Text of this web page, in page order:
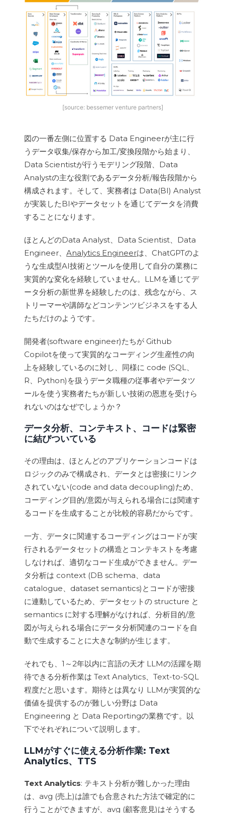
[source: bessemer venture partners]
図の一番左側に位置する Data Engineerが主に行
うデータ収集/保存から加工/変換段階から始まり、
Data Scientistが行うモデリング段階、Data
Analystの主な役割であるデータ分析/報告段階から
構成されます。そして、実務者は Data(BI) Analyst
が実装したBIやデータセットを通じてデータを消費
することになります。
ほとんどのData Analyst、Data Scientist、Data
Engineer、 Analytics Engineerは、ChatGPTのよ
うな生成型AI技術とツールを使用して自分の業務に
実質的な変化を経験していません。LLMを通じてデ
ータ分析の新世界を経験したのは、残念ながら、ス
トリーマーや講師などコンテンツビジネスをする人
たちだけのようです。
開発者(software engineer)たちが Github
Copilotを使って実質的なコーディング生産性の向
上を経験しているのに対し、同様に code (SQL、
R、Python)を扱うデータ職種の従事者やデータツ
ールを使う実務者たちが新しい技術の恩恵を受けら
れないのはなぜでしょうか？
データ分析、コンテキスト、コードは緊密
に結びついている
その理由は、ほとんどのアプリケーションコードは
ロジックのみで構成され、データとは密接にリンク
されていない(code and data decoupling)ため、
コーディング目的/意図が与えられる場合には関連す
るコードを生成することが比較的容易だからです。
一方、データに関連するコーディングはコードが実
行されるデータセットの構造とコンテキストを考慮
しなければ、適切なコード生成ができません。デー
タ分析は context (DB schema、data
catalogue、dataset semantics)とコードが密接
に連動しているため、データセットの structure と
semantics に対する理解がなければ、分析目的/意
図が与えられる場合にデータ分析関連のコードを自
動で生成することに大きな制約が生じます。
それでも、1～2年以内に言語の天才 LLMの活躍を期
待できる分析作業は Text Analytics、Text-to-SQL
程度だと思います。期待とは異なり LLMが実質的な
価値を提供するのが難しい分野は Data
Engineering と Data Reportingの業務です。以
下でそれぞれについて説明します。
LLMがすぐに使える分析作業: Text
Analytics、TTS
Text Analytics: テキスト分析が難しかった理由
は、avg (売上)は誰でも合意された方法で確定的に
行うことができますが、avg (顧客意見)はそうする